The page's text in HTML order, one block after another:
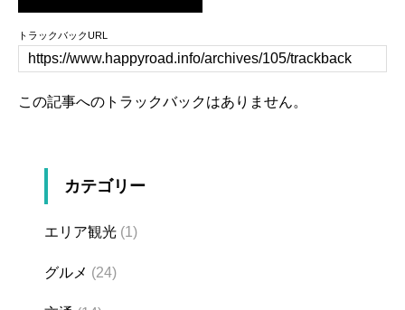
トラックバックURL
この記事へのトラックバックはありません。
カテゴリー
エリア観光 (1)
グルメ (24)